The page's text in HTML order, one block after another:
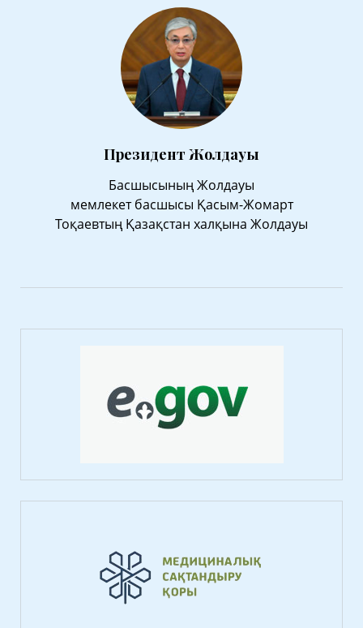
Президент Жолдауы
Басшысының Жолдауы
мемлекет басшысы Қасым-Жомарт
Тоқаевтың Қазақстан халқына Жолдауы